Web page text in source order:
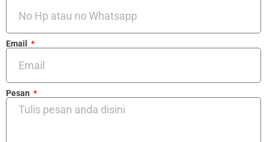
Email
Pesan